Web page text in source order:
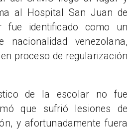
al Hospital San Juan de
fue identificado como un
nacionalidad venezolana,
proceso de regularización
de la escolar no fue
que sufrió lesiones de
y afortunadamente fuera